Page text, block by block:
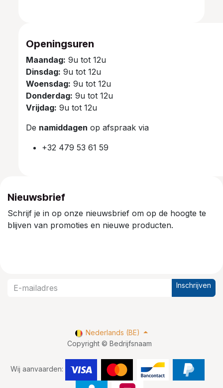
Openingsuren
Maandag: 9u tot 12u
Dinsdag: 9u tot 12u
Woensdag: 9u tot 12u
Donderdag: 9u tot 12u
Vrijdag: 9u tot 12u
De namiddagen op afspraak via
+32 479 53 61 59
Nieuwsbrief
Schrijf je in op onze nieuwsbrief om op de hoogte te
blijven van promoties en nieuwe producten.
Inschrijven
Copyright © Bedrijfsnaam
Wij aanvaarden:
Nederlands (BE)